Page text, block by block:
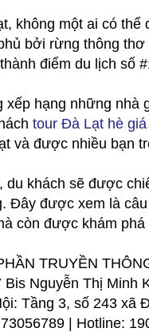
không một ai có
bởi rừng thông
điểm du lịch số
xếp hạng những
tour Đà Lạt hè
và được nhiều bạn
du khách sẽ được
Đây được xem là
còn được khám
TRUYỀN
Nguyễn Thị Minh
Tầng 3, số 243 xã
| Hotline: